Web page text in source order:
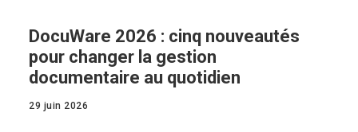
DocuWare 2026 : cinq nouveautés
pour changer la gestion
documentaire au quotidien
29 juin 2026